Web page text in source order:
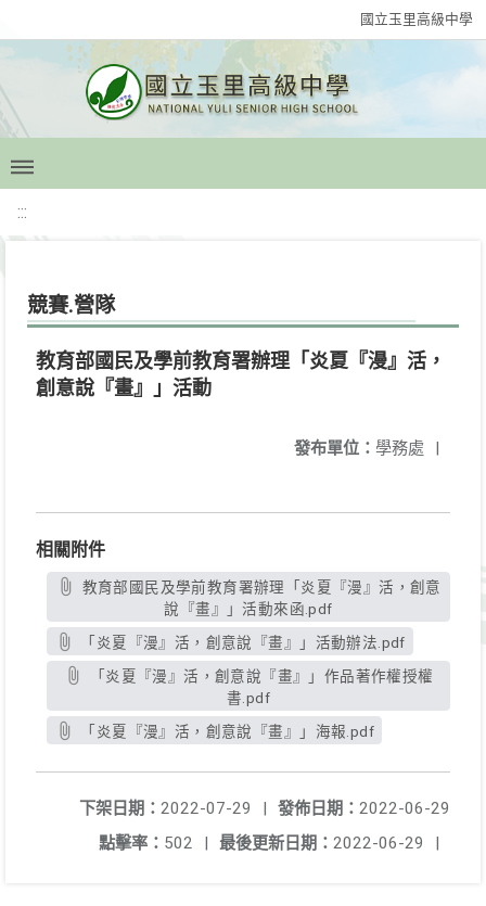
國立玉里高級中學
:::
競賽.營隊
教育部國民及學前教育署辦理「炎夏『漫』活，
創意說『畫』」活動
發布單位： 學務處 |
相關附件
說『畫』」活動來函.pdf
「炎夏『漫』活，創意說『畫』」活動辦法.pdf
書.pdf
「炎夏『漫』活，創意說『畫』」海報.pdf
發佈日期： 2022-06-29
下架日期： 2022-07-29
|
最後更新日期： 2022-06-29 |
點擊率： 502 |